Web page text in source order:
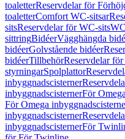
toaletterReservdelar för
toaletterComfort WC-sitsar
sitsReservdelar för WC-sits
sittringBidéerVägghängda
bidéerGolvstående bidéer
bidéerTillbehörReservdelar
styrningarSpolplattor
inbyggnadscisterner
inbyggnadscisternerFör
För Omega
inbyggnadscisterner
inbyggnadscisternerFör